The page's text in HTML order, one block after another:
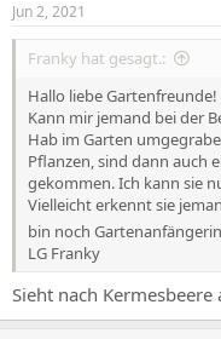
Jun 2, 2021
Franky hat gesagt.:
Hallo liebe Gartenfreunde!
Kann mir jemand bei der
Hab im Garten
Pflanzen, sind dann auch
gekommen. Ich kann sie
Vielleicht erkennt sie
bin noch
LG Franky
Sieht nach Kermesbeere